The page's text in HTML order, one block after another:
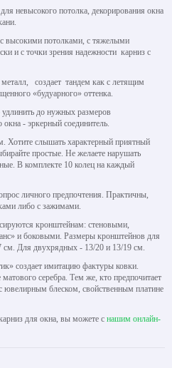
невысокого потолка, декорирования окна
высокими потолками, с тяжелыми
и с точки зрения надежности карниз с
металл, создает тандем как с летящим
«будуарного» оттенка.
до нужных размеров
- эркерный соединитель.
Хотите слышать характерный приятный
простые. Не желаете нарушать
В комплекте 10 колец на каждый
личного предпочтения. Практичны,
либо с зажимами.
кронштейнам: стеновыми,
и боковыми. Размеры кронштейнов для
Для двухрядных - 13/20 и 13/19 см.
создает имитацию фактуры ковки.
матового серебра. Тем же, кто предпочитает
блеском, свойственным платине
для окна, вы можете с нашим онлайн-